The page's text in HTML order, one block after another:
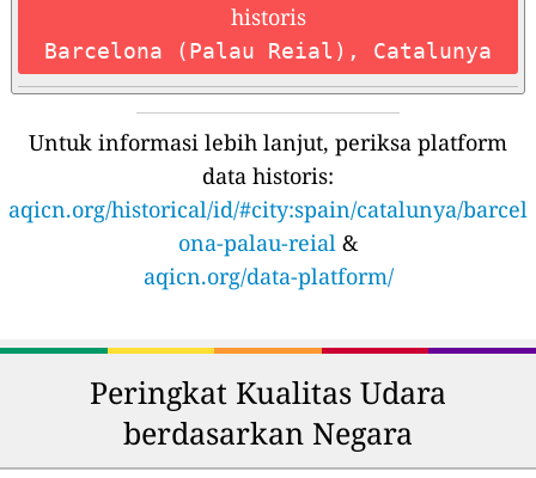
historis
Barcelona (Palau Reial), Catalunya
Untuk informasi lebih lanjut, periksa platform
data historis:
aqicn.org/historical/id/#city:spain/catalunya/barcel
ona-palau-reial &
aqicn.org/data-platform/
Peringkat Kualitas Udara
berdasarkan Negara